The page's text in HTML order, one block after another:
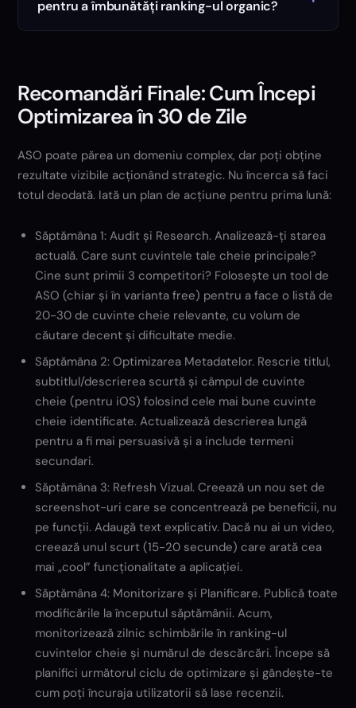
pentru a îmbunătăți ranking-ul organic?
Recomandări Finale: Cum Începi
Optimizarea în 30 de Zile
ASO poate părea un domeniu complex, dar poți obține
rezultate vizibile acționând strategic. Nu încerca să faci
totul deodată. Iată un plan de acțiune pentru prima lună:
Săptămâna 1: Audit și Research. Analizează-ți starea
actuală. Care sunt cuvintele tale cheie principale?
Cine sunt primii 3 competitori? Folosește un tool de
ASO (chiar și în varianta free) pentru a face o listă de
20-30 de cuvinte cheie relevante, cu volum de
căutare decent și dificultate medie.
Săptămâna 2: Optimizarea Metadatelor. Rescrie titlul,
subtitlul/descrierea scurtă și câmpul de cuvinte
cheie (pentru iOS) folosind cele mai bune cuvinte
cheie identificate. Actualizează descrierea lungă
pentru a fi mai persuasivă și a include termeni
secundari.
Săptămâna 3: Refresh Vizual. Creează un nou set de
screenshot-uri care se concentrează pe beneficii, nu
pe funcții. Adaugă text explicativ. Dacă nu ai un video,
creează unul scurt (15-20 secunde) care arată cea
mai „cool” funcționalitate a aplicației.
Săptămâna 4: Monitorizare și Planificare. Publică toate
modificările la începutul săptămânii. Acum,
monitorizează zilnic schimbările în ranking-ul
cuvintelor cheie și numărul de descărcări. Începe să
planifici următorul ciclu de optimizare și gândește-te
cum poți încuraja utilizatorii să lase recenzii.